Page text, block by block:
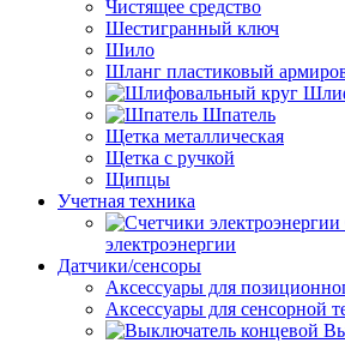
Чистящее средство
Шестигранный ключ
Шило
Шланг пластиковый
Шпатель
Щетка металлическая
Щетка с ручкой
Щипцы
Учетная техника
электроэнергии
Датчики/сенсоры
Аксессуары для
Аксессуары для сенсорной